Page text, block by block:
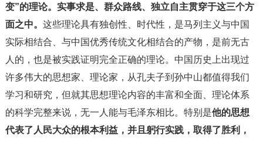
变”的理论。 实事求是、群众路线、独立自主贯穿于这三个方
面之中。 这些理论具有独创性、时代性，是马列主义与中国
实际相结合、与中国优秀传统文化相结合的产物，是前无古
人的，也是被实践证明完全正确的理论。中国历史上出现过
许多伟大的思想家、理论家，从孔夫子到孙中山都值得我们
学习和研究，但就其思想理论内容的丰富和全面、理论体系
的科学完整来说，无一人能与毛泽东相比。特别是他的思想
代表了人民大众的根本利益，并且躬行实践，取得了胜利，